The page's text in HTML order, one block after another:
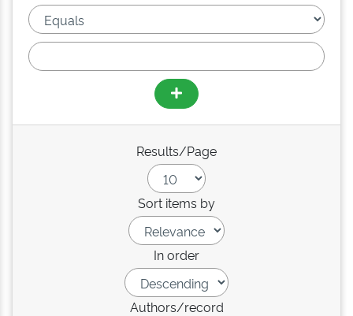
Results/Page
Sort items by
In order
Authors/record